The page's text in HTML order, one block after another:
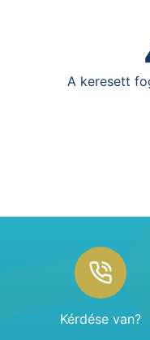
A keresett
Kérdése van?